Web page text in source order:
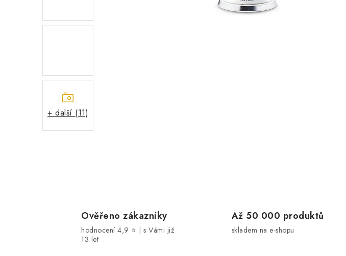
+ další (11)
Ověřeno zákazníky
hodnocení 4,9 ⭐ | s Vámi již
13 let
Až 50 000 produktů
skladem na e-shopu